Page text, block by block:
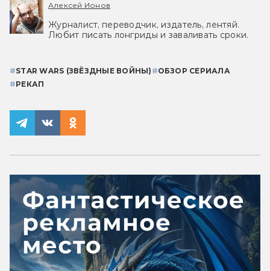
Алексей Ионов
Журналист, переводчик, издатель, лентяй.
Любит писать лонгриды и заваливать сроки.
#STAR WARS (ЗВЁЗДНЫЕ ВОЙНЫ) #ОБЗОР СЕРИАЛА
#РЕКАП